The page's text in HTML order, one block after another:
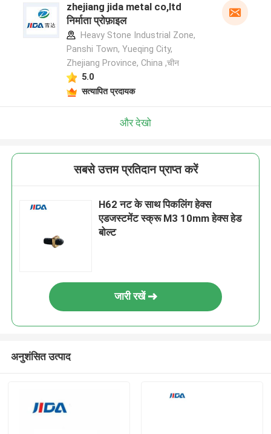
zhejiang jida metal co,ltd
निर्माता प्रोफ़ाइल
Heavy Stone Industrial Zone,
Panshi Town, Yueqing City,
Zhejiang Province, China ,चीन
5.0
सत्यापित प्रदायक
और देखो
सबसे उत्तम प्रतिदान प्राप्त करें
H62 नट के साथ पिकलिंग हेक्स
एडजस्टमेंट स्क्रू M3 10mm हेक्स हेड
बोल्ट
जारी रखें
अनुशंसित उत्पाद